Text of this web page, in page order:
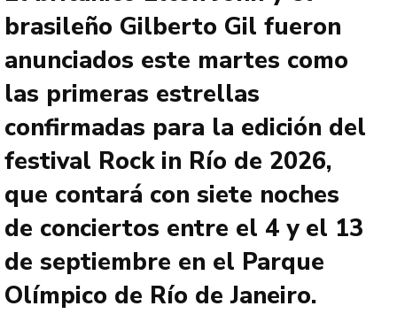
brasileño Gilberto Gil fueron
anunciados este martes como
las primeras estrellas
confirmadas para la edición del
festival Rock in Río de 2026,
que contará con siete noches
de conciertos entre el 4 y el 13
de septiembre en el Parque
Olímpico de Río de Janeiro.